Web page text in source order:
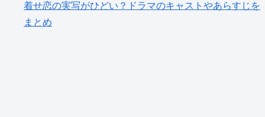
着せ恋の実写がひどい？ドラマのキャストやあらすじを
まとめ